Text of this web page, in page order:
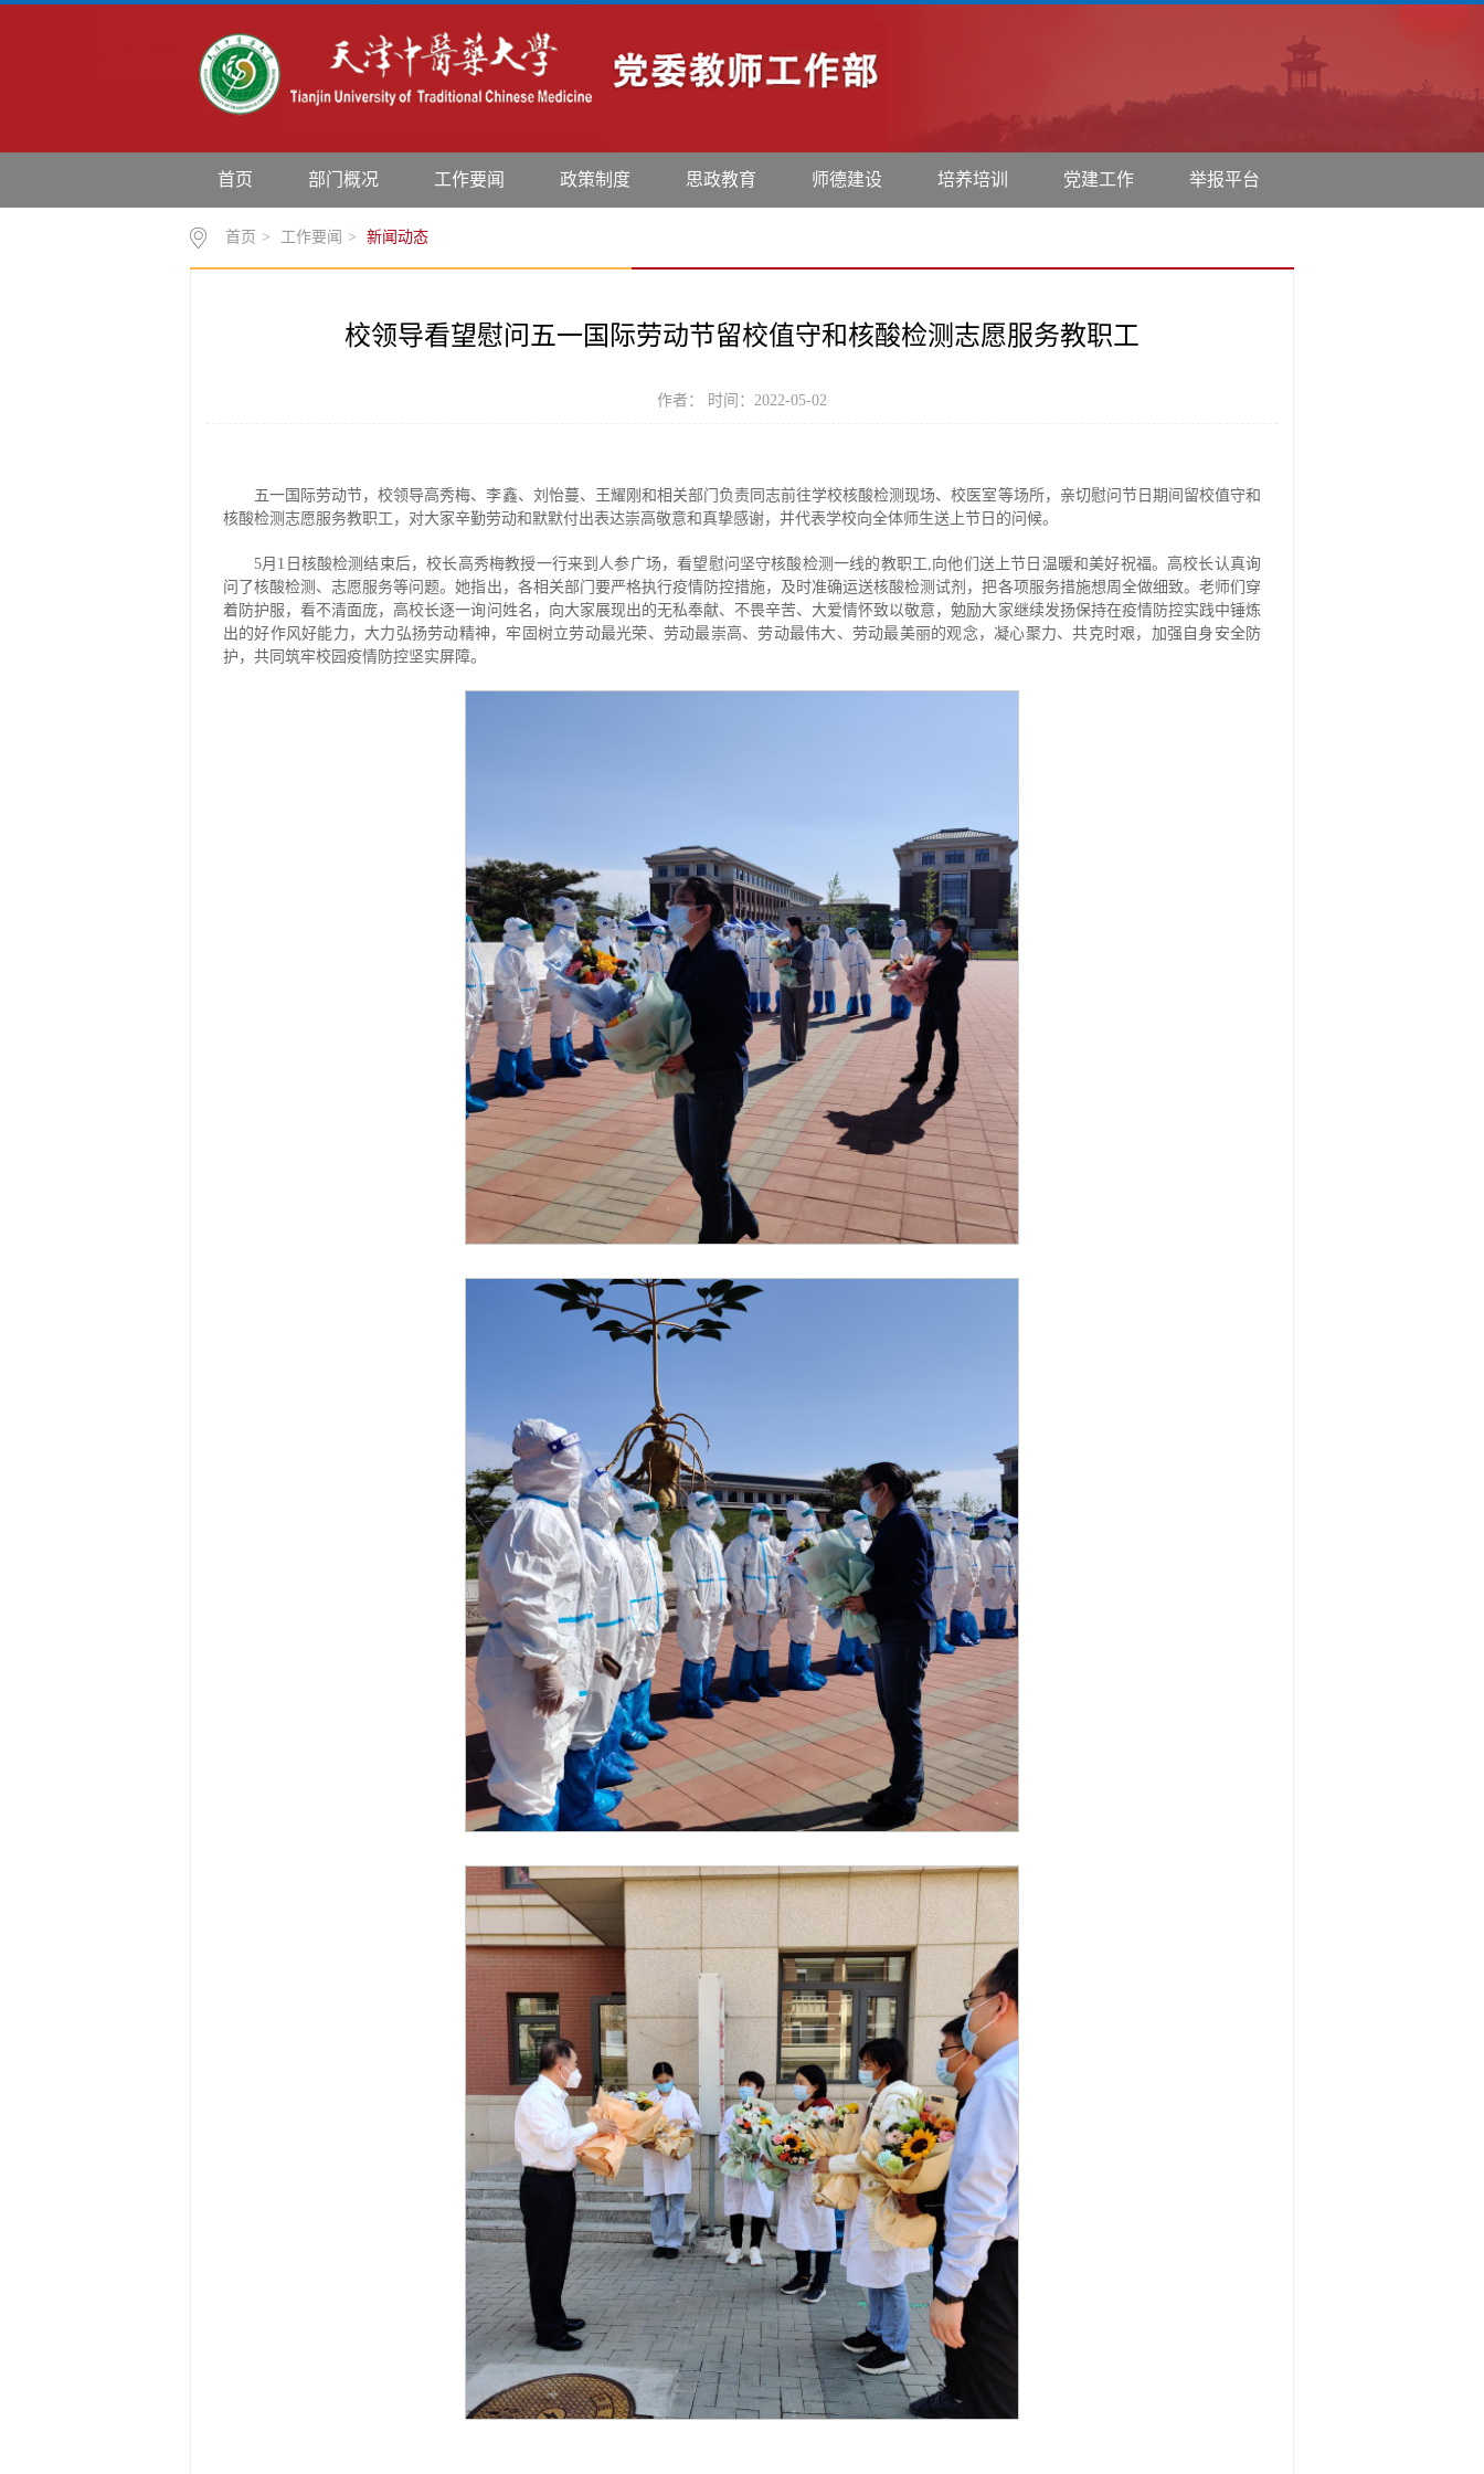
首页 部门概况 工作要闻 政策制度 思政教育 师德建设 培养培训 党建工作 举报平台
首页 > 工作要闻 > 新闻动态
校领导看望慰问五一国际劳动节留校值守和核酸检测志愿服务教职工
作者： 时间：2022-05-02
五一国际劳动节，校领导高秀梅、李鑫、刘怡蔓、王耀刚和相关部门负责同志前往学校核酸检测现场、校医室等场所，亲切慰问节日期间留校值守和
核酸检测志愿服务教职工，对大家辛勤劳动和默默付出表达崇高敬意和真挚感谢，并代表学校向全体师生送上节日的问候。
5月1日核酸检测结束后，校长高秀梅教授一行来到人参广场，看望慰问坚守核酸检测一线的教职工,向他们送上节日温暖和美好祝福。高校长认真询
问了核酸检测、志愿服务等问题。她指出，各相关部门要严格执行疫情防控措施，及时准确运送核酸检测试剂，把各项服务措施想周全做细致。老师们穿
着防护服，看不清面庞，高校长逐一询问姓名，向大家展现出的无私奉献、不畏辛苦、大爱情怀致以敬意，勉励大家继续发扬保持在疫情防控实践中锤炼
出的好作风好能力，大力弘扬劳动精神，牢固树立劳动最光荣、劳动最崇高、劳动最伟大、劳动最美丽的观念，凝心聚力、共克时艰，加强自身安全防
护，共同筑牢校园疫情防控坚实屏障。